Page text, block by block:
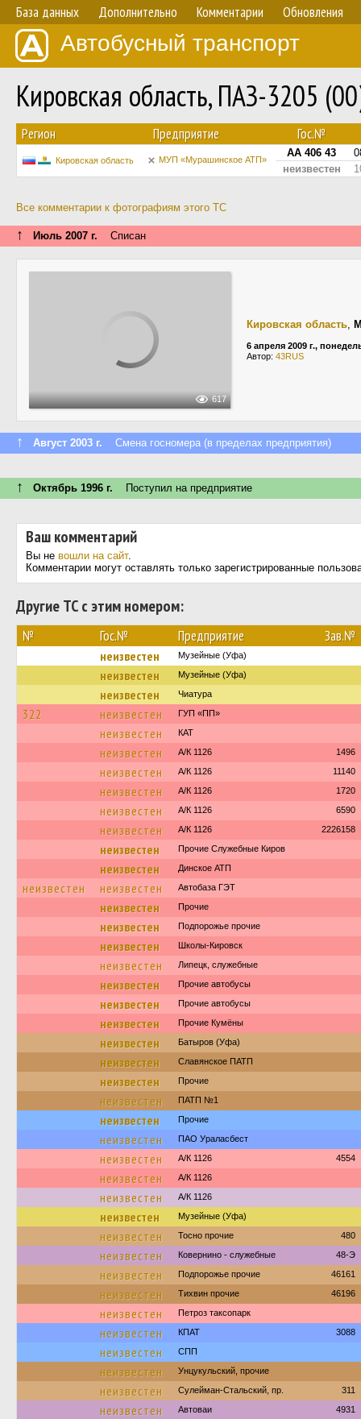
База данных Дополнительно Комментарии Обновления
Автобусный транспорт
Кировская область, ПАЗ-3205
Регион Предприятие Гос.№
Кировская область МУП «Мурашинское АТП»
АА 406 43
неизвестен
Все комментарии к фотографиям этого ТС
↑ Июль 2007 г. Списан
617
Кировская область,
6 апреля 2009 г.,
Автор: 43RUS
↑ Август 2003 г. Смена госномера (в пределах предприятия)
↑ Октябрь 1996 г. Поступил на предприятие
Ваш комментарий
Вы не вошли на сайт.
Комментарии могут оставлять только зарегистрированные
Другие ТС с этим номером:
№ Гос.№ Предприятие Зав.№
неизвестен Музейные (Уфа)
неизвестен Музейные (Уфа)
неизвестен Чиатура
322 неизвестен ГУП «ПП»
неизвестен КАТ
неизвестен А/К 1126 1496
неизвестен А/К 1126 11140
неизвестен А/К 1126 1720
неизвестен А/К 1126 6590
неизвестен А/К 1126 2226158
неизвестен Прочие Служебные Киров
неизвестен Динское АТП
неизвестен неизвестен Автобаза ГЭТ
неизвестен Прочие
неизвестен Подпорожье прочие
неизвестен Школы-Кировск
неизвестен Липецк, служебные
неизвестен Прочие автобусы
неизвестен Прочие автобусы
неизвестен Прочие Кумёны
неизвестен Батыров (Уфа)
неизвестен Славянское ПАТП
неизвестен Прочие
неизвестен ПАТП №1
неизвестен Прочие
неизвестен ПАО Ураласбест
неизвестен А/К 1126 4554
неизвестен А/К 1126
неизвестен А/К 1126
неизвестен Музейные (Уфа)
неизвестен Тосно прочие 480
неизвестен Ковернино - служебные 48-Э
неизвестен Подпорожье прочие 46161
неизвестен Тихвин прочие 46196
неизвестен Петроз таксопарк
неизвестен КПАТ 3088
неизвестен СПП
неизвестен Унцукульский, прочие
неизвестен Сулейман-Стальский, пр. 311
неизвестен Автоваи 4931